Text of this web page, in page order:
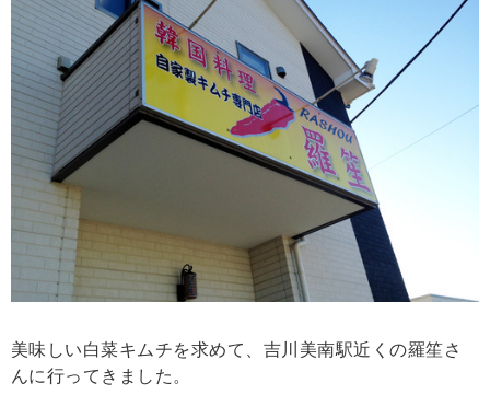
美味しい白菜キムチを求めて、吉川美南駅近くの羅笙さ
んに行ってきました。